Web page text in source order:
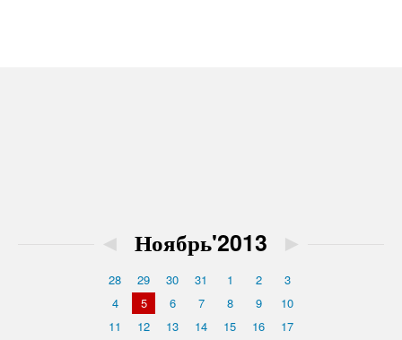
◄ Ноябрь'2013 ►
28 29 30 31 1 2
3
4
5 6 7 8 9
10
11
12 13 14 15 16
17